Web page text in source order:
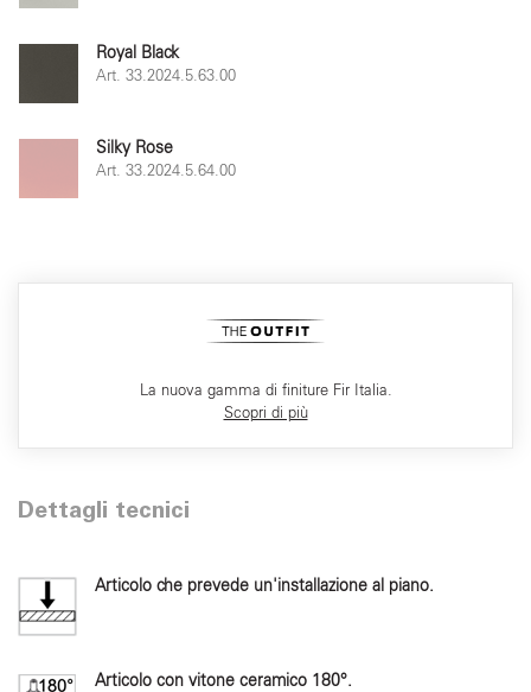
Royal Black
Art. 33.2024.5.63.00
Silky Rose
Art. 33.2024.5.64.00
La nuova gamma di finiture Fir Italia.
Scopri di più
Dettagli tecnici
Articolo che prevede un'installazione al piano.
Articolo con vitone ceramico 180°.